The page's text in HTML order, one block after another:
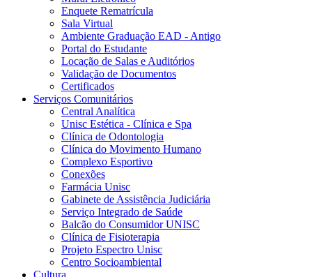
Enquete Rematrícula
Sala Virtual
Ambiente Graduação EAD - Antigo
Portal do Estudante
Locação de Salas e Auditórios
Validação de Documentos
Certificados
Serviços Comunitários
Central Analítica
Unisc Estética - Clínica e Spa
Clínica de Odontologia
Clínica do Movimento Humano
Complexo Esportivo
Conexões
Farmácia Unisc
Gabinete de Assistência Judiciária
Serviço Integrado de Saúde
Balcão do Consumidor UNISC
Clínica de Fisioterapia
Projeto Espectro Unisc
Centro Socioambiental
Cultura